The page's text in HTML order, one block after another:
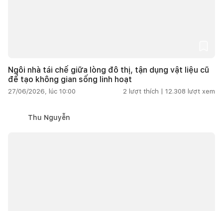
Ngôi nhà tái chế giữa lòng đô thị, tận dụng vật liệu cũ
để tạo không gian sống linh hoạt
27/06/2026, lúc 10:00 2 lượt thích | 12.308 lượt xem
Thu Nguyễn